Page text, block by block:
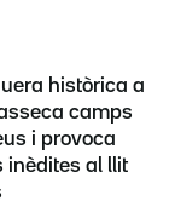
històrica a
camps
i provoca
inèdites al llit